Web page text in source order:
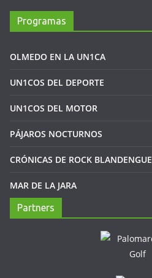
Programas
OLMEDO EN LA UN1CA
UN1COS DEL DEPORTE
UN1COS DEL MOTOR
PÁJAROS NOCTURNOS
CRÓNICAS DE ROCK BLANDENGUE
MAR DE LA JARA
Partners